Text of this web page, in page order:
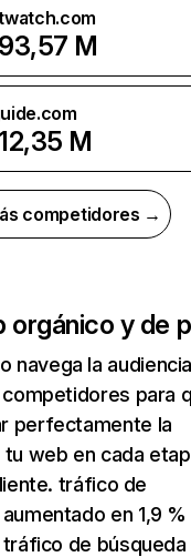
93,57 M
12,35 M
competidores →
orgánico y de
navega la
para
perfectamente la
web en cada
tráfico de
en 1,9
de búsqueda